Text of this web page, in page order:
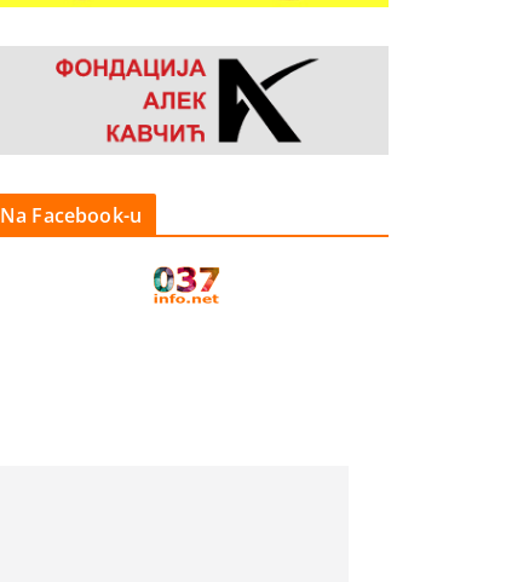
Na Facebook-u